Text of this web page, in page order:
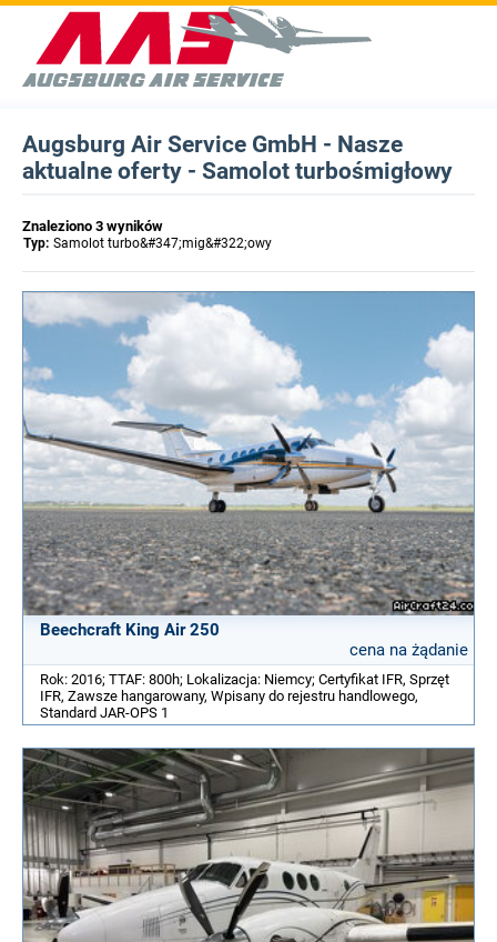
Augsburg Air Service GmbH - Nasze
aktualne oferty - Samolot turbośmigłowy
Znaleziono 3 wyników
Typ: Samolot turbo&#347;mig&#322;owy
Beechcraft King Air 250
cena na żądanie
Rok: 2016; TTAF: 800h; Lokalizacja: Niemcy; Certyfikat IFR, Sprzęt
IFR, Zawsze hangarowany, Wpisany do rejestru handlowego,
Standard JAR-OPS 1